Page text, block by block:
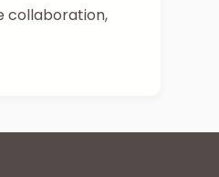
collaboration,